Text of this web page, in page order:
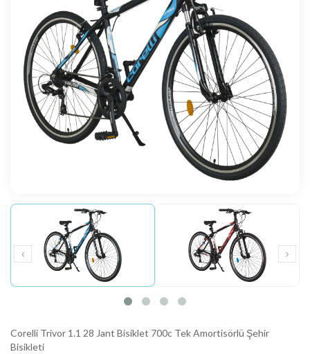
Corelli Trivor 1.1 28 Jant Bisiklet 700c Tek Amortisörlü Şehir
Bisikleti